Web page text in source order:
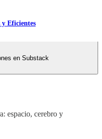
y Eficientes
en Substack
espacio, cerebro y